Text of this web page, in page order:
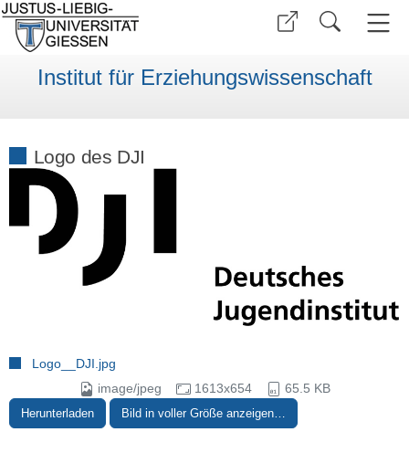
Institut für Erziehungswissenschaft
Logo des DJI
Logo__DJI.jpg
image/jpeg
1613x654 65.5 KB
Herunterladen Bild in voller Größe anzeigen…